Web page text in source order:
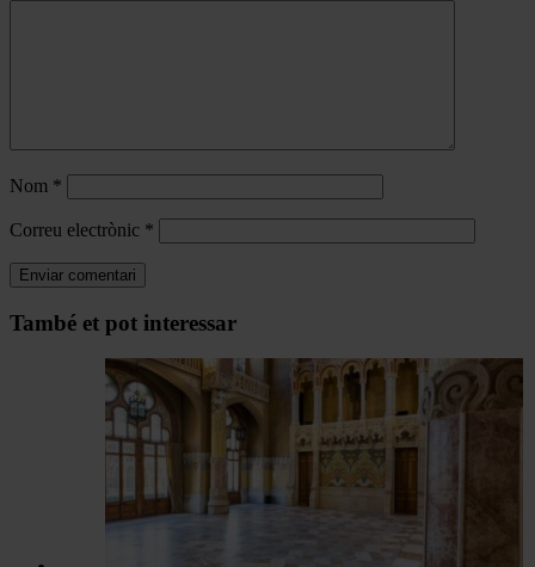
Nom *
Correu electrònic *
Navegar
També et pot interessar